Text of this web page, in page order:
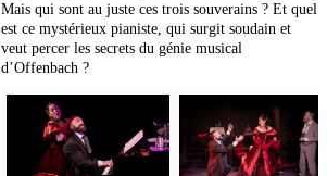
Mais qui sont au juste ces trois souverains ? Et quel
est ce mystérieux pianiste, qui surgit soudain et
veut percer les secrets du génie musical
d’Offenbach ?